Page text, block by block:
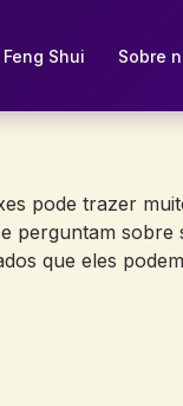
Feng Shui Sobre
pode trazer
perguntam sobre
que eles